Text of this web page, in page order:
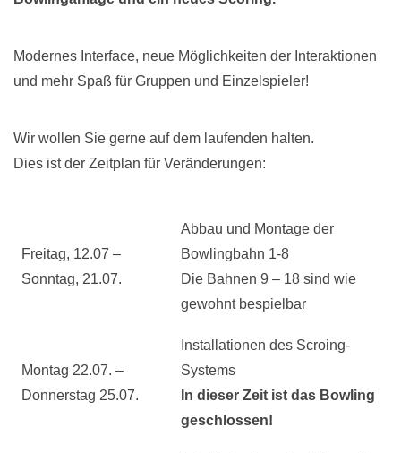
Modernes Interface, neue Möglichkeiten der Interaktionen
und mehr Spaß für Gruppen und Einzelspieler!
Wir wollen Sie gerne auf dem laufenden halten.
Dies ist der Zeitplan für Veränderungen:
Freitag, 12.07 –
Sonntag, 21.07.
Abbau und Montage der
Bowlingbahn 1-8
Die Bahnen 9 – 18 sind wie
gewohnt bespielbar
Montag 22.07. –
Donnerstag 25.07.
Installationen des Scroing-
Systems
In dieser Zeit ist das Bowling
geschlossen!